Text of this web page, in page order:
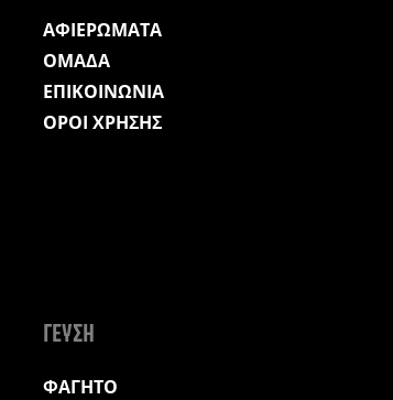
ΑΦΙΕΡΩΜΑΤΑ
ΟΜΑΔΑ
ΕΠΙΚΟΙΝΩΝΙΑ
ΟΡΟΙ ΧΡΗΣΗΣ
ΓΕΥΣΗ
ΦΑΓΗΤΟ